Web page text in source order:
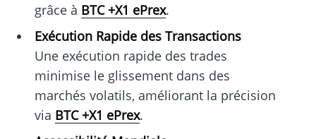
grâce à BTC +X1 ePrex.
Exécution Rapide des Transactions
Une exécution rapide des trades
minimise le glissement dans des
marchés volatils, améliorant la précision
via BTC +X1 ePrex.